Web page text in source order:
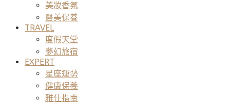
美妝香氛
醫美保養
TRAVEL
度假天堂
夢幻旅宿
EXPERT
星座運勢
健康保養
雅仕指南